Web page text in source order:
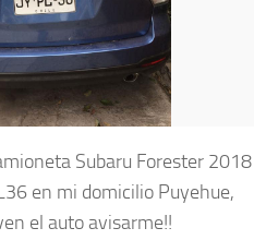
Subaru Forester 2018
en mi domicilio Puyehue,
el auto avisarme!!